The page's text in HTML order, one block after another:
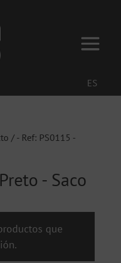
ES
/ - Ref: PS0115 -
- Saco
que